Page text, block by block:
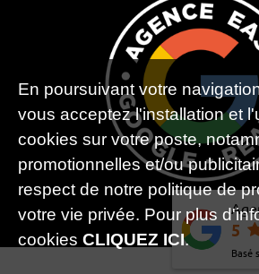
5
Basé
En poursuivant votre
vous acceptez l'installation et
cookies sur votre poste,
promotionnelles et/ou
respect de notre politique de
votre vie privée. Pour plus
cookies CLIQUEZ ICI.